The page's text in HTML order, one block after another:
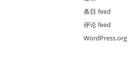
条目 feed
评论 feed
WordPress.org